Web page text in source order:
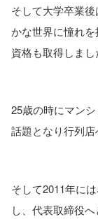
そして大学卒業
かな世界に憧れ
資格も取得しまし
25歳の時にマン
話題となり行列店
そして2011年に
し、代表取締役